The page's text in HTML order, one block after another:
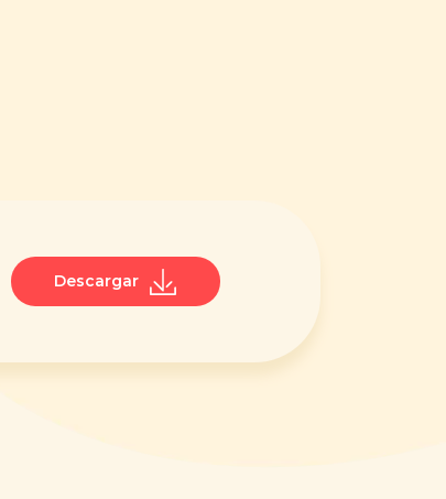
Descargar